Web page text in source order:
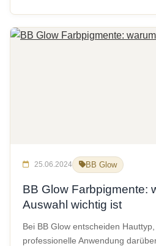
25.06.2024 BB Glow
BB Glow Farbpigmente:
Auswahl wichtig ist
Bei BB Glow entscheiden
professionelle Anwendung